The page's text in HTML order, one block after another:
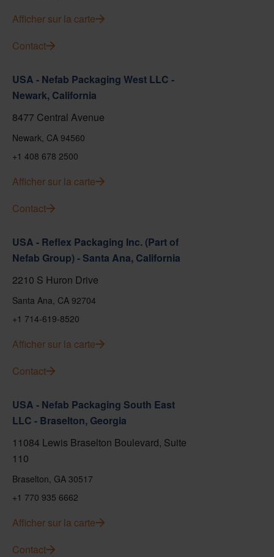
Afficher sur la carte
Contact
USA - Nefab Packaging West LLC -
Newark, California
8477 Central Avenue
Newark, CA 94560
+1 408 678 2500
Afficher sur la carte
Contact
USA - Reflex Packaging Inc. (Part of
Nefab Group) - Santa Ana, California
2210 S Huron Drive
Santa Ana, CA 92704
+1 714-619-8520
Afficher sur la carte
Contact
USA - Nefab Packaging South East
LLC - Braselton, Georgia
11084 Lewis Braselton Boulevard, Suite
110
Braselton, GA 30517
+1 770 935 6662
Afficher sur la carte
Contact